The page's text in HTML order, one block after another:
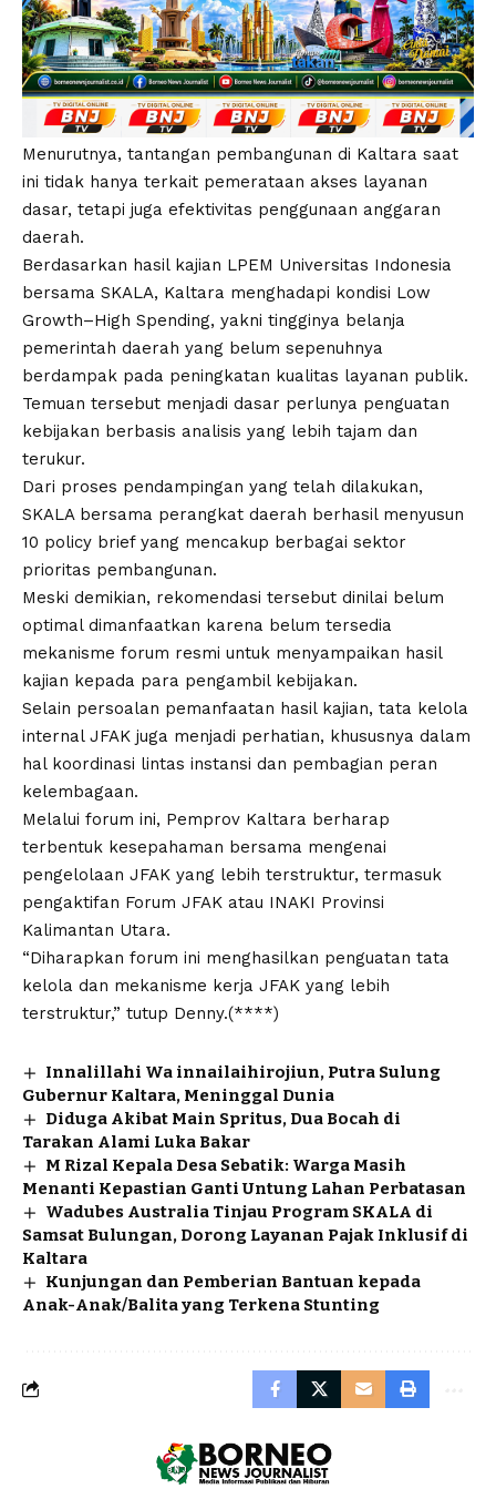
Menurutnya, tantangan pembangunan di Kaltara saat
ini tidak hanya terkait pemerataan akses layanan
dasar, tetapi juga efektivitas penggunaan anggaran
daerah.
Berdasarkan hasil kajian LPEM Universitas Indonesia
bersama SKALA, Kaltara menghadapi kondisi Low
Growth–High Spending, yakni tingginya belanja
pemerintah daerah yang belum sepenuhnya
berdampak pada peningkatan kualitas layanan publik.
Temuan tersebut menjadi dasar perlunya penguatan
kebijakan berbasis analisis yang lebih tajam dan
terukur.
Dari proses pendampingan yang telah dilakukan,
SKALA bersama perangkat daerah berhasil menyusun
10 policy brief yang mencakup berbagai sektor
prioritas pembangunan.
Meski demikian, rekomendasi tersebut dinilai belum
optimal dimanfaatkan karena belum tersedia
mekanisme forum resmi untuk menyampaikan hasil
kajian kepada para pengambil kebijakan.
Selain persoalan pemanfaatan hasil kajian, tata kelola
internal JFAK juga menjadi perhatian, khususnya dalam
hal koordinasi lintas instansi dan pembagian peran
kelembagaan.
Melalui forum ini, Pemprov Kaltara berharap
terbentuk kesepahaman bersama mengenai
pengelolaan JFAK yang lebih terstruktur, termasuk
pengaktifan Forum JFAK atau INAKI Provinsi
Kalimantan Utara.
“Diharapkan forum ini menghasilkan penguatan tata
kelola dan mekanisme kerja JFAK yang lebih
terstruktur,” tutup Denny.(****)
Innalillahi Wa innailaihirojiun, Putra Sulung
Gubernur Kaltara, Meninggal Dunia
Diduga Akibat Main Spritus, Dua Bocah di
Tarakan Alami Luka Bakar
M Rizal Kepala Desa Sebatik: Warga Masih
Menanti Kepastian Ganti Untung Lahan Perbatasan
Wadubes Australia Tinjau Program SKALA di
Samsat Bulungan, Dorong Layanan Pajak Inklusif di
Kaltara
Kunjungan dan Pemberian Bantuan kepada
Anak-Anak/Balita yang Terkena Stunting